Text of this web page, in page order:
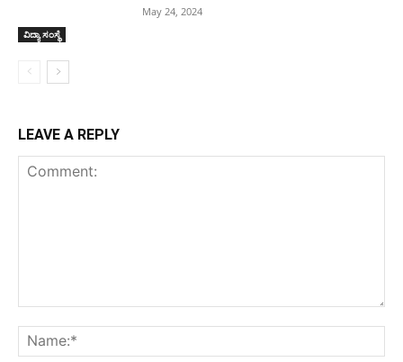
ವಿದ್ಯಾ ಸಂಸ್ಥೆ
May 24, 2024
LEAVE A REPLY